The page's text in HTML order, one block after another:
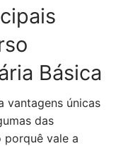
Básica
vantagens únicas
das
porquê vale a